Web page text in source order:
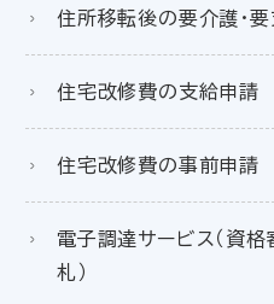
住所移転後の要介護・
住宅改修費の支給申請
住宅改修費の事前申請
電子調達サービス（資格
札）